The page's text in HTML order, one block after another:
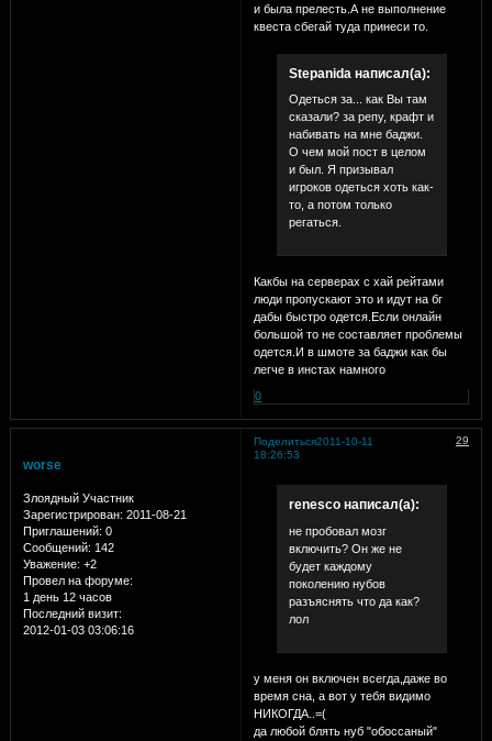
и была прелесть.А не выполнение
квеста сбегай туда принеси то.
Stepanida написал(а):
Одеться за... как Вы там
сказали? за репу, крафт и
набивать на мне баджи.
О чем мой пост в целом
и был. Я призывал
игроков одеться хоть как-
то, а потом только
регаться.
Какбы на серверах с хай рейтами
люди пропускают это и идут на бг
дабы быстро одется.Если онлайн
большой то не составляет проблемы
одется.И в шмоте за баджи как бы
легче в инстах намного
0
Поделиться 29
2011-10-11
18:26:53
worse
Злоядный Участник
Зарегистрирован: 2011-08-21
Приглашений: 0
Сообщений: 142
Уважение: +2
Провел на форуме:
1 день 12 часов
Последний визит:
2012-01-03 03:06:16
renesco написал(а):
не пробовал мозг
включить? Он же не
будет каждому
поколению нубов
разъяснять что да как?
лол
у меня он включен всегда,даже во
время сна, а вот у тебя видимо
НИКОГДА..=(
да любой блять нуб "обоссаный"